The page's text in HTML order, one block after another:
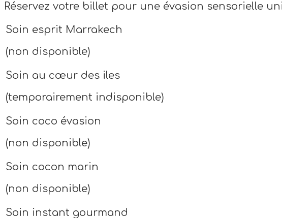
Réservez votre billet pour une évasion sensorielle
Soin esprit Marrakech
(non disponible)
Soin au cœur des iles
(temporairement indisponible)
Soin coco évasion
(non disponible)
Soin cocon marin
(non disponible)
Soin instant gourmand